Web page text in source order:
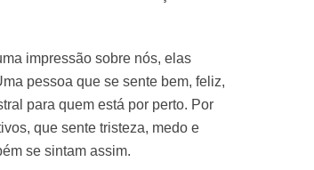
impressão sobre nós, elas
pessoa que se sente bem, feliz,
para quem está por perto. Por
que sente tristeza, medo e
se sintam assim.